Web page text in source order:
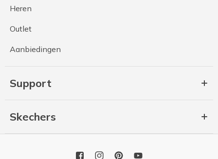
Heren
Outlet
Aanbiedingen
Support
Skechers